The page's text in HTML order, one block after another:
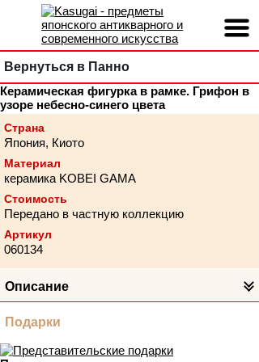
Вернуться в Панно
Керамическая фигурка в рамке. Грифон в
узоре небесно-синего цвета
Страна
Япония, Киото
Материал
керамика KOBEI GAMA
Стоимость
Передано в частную коллекцию
Артикул
060134
Описание
Подарки